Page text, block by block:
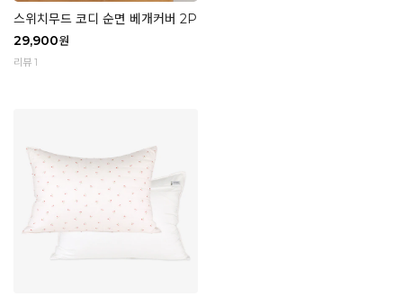
스위치무드 코디 순면 베개커버 2P
29,900원
리뷰 1